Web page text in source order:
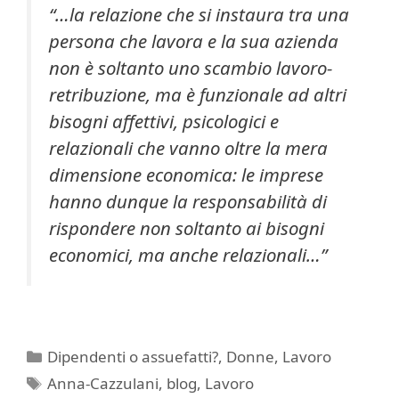
“…la relazione che si instaura tra una
persona che lavora e la sua azienda
non è soltanto uno scambio lavoro-
retribuzione, ma è funzionale ad altri
bisogni affettivi, psicologici e
relazionali che vanno oltre la mera
dimensione economica: le imprese
hanno dunque la responsabilità di
rispondere non soltanto ai bisogni
economici, ma anche relazionali…”
Categorie
Dipendenti o assuefatti?, Donne, Lavoro
Tag
Anna-Cazzulani, blog, Lavoro